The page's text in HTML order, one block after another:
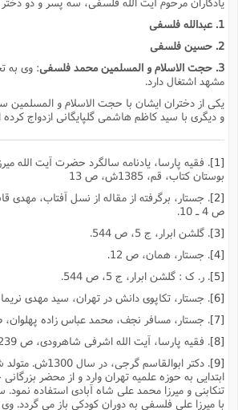
1. عبدالله فلسفى
2. حسین فلسفى
3. حجت الاسلام و المسلمین محمد فلسفى
: وى به
مشهد اشتغال دارد.
یکى از دختران ایشان با حجت الاسلام و المسلمین
و دیگرى با سید کاظم هاشمى گلپایگانى ازدواج کرده
. فقیه پارسا، یادنامه سالگرد حضرت آیت الله
بوستان کتاب، قم، 1385ش، ص 13
. جستار، برگرفته از مقاله از نسل آفتاب،
ص 4 ـ 10.
. گلشن ابرار، ج 5، ص 544.
. جستار، همان، ص 12.
. ر. ک : گلشن ابرار، ج 5، ص 544.
. جستار، تکاپوى دانش در تهران، سید مهدى
. جستار، مسافر نجف، محمد عباس زاده پهلوان، ص
. فقیه پارسا، آیت الله اشرفى شاهرودى، ص 239.
. دکتر ابوالقاسم
ابتدایى به حوزه علمیه تهران وارد و از محضر
تنکابنى و میرزا محمد على شاه آبادى استفاده نمود.
با میرزا على فلسفى به دوران کودکى باز مى گردد.